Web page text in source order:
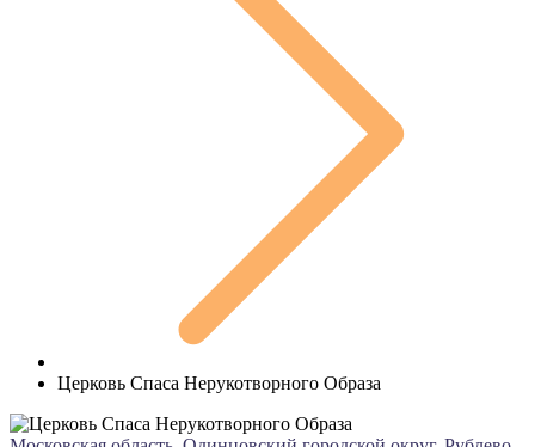
Церковь Спаса Нерукотворного Образа